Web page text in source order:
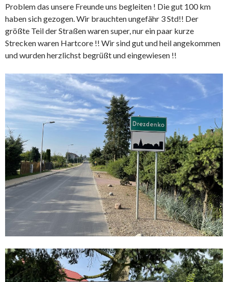
Problem das unsere Freunde uns begleiten ! Die gut 100 km
haben sich gezogen. Wir brauchten ungefähr 3 Std!! Der
größte Teil der Straßen waren super, nur ein paar kurze
Strecken waren Hartcore !! Wir sind gut und heil angekommen
und wurden herzlichst begrüßt und eingewiesen !!